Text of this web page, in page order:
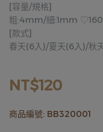
[容量/規格]
粗:4mm/細:1mm
[款式]
春天(6入)/夏天(6入)/秋
NT$120
商品編號: BB320001